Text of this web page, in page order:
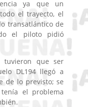
ya que un
el trayecto, el
transatlántico de
el piloto pidió
tuvieron que ser
DL194 llegó a
de lo previsto; se
el problema